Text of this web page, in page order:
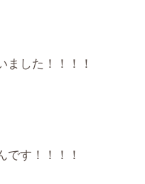
ました！！！！
です！！！！